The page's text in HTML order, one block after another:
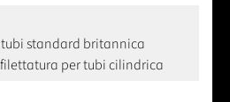
tubi standard britannica
filettatura per tubi cilindrica